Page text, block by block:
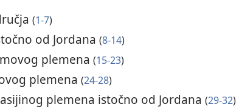
(1-7)
od Jordana (8-14)
plemena (15-23)
plemena (24-28)
plemena istočno od Jordana (29-32)